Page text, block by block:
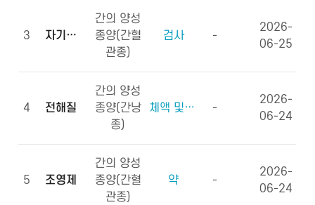
3 자기공명영상
간의 양성
종양(간혈
관종)
검사 -
2026-
06-25
4 전해질
간의 양성
종양(간낭
종)
체액 및 전해질, 영양소 -
2026-
06-24
5 조영제
간의 양성
종양(간혈
관종)
약 -
2026-
06-24